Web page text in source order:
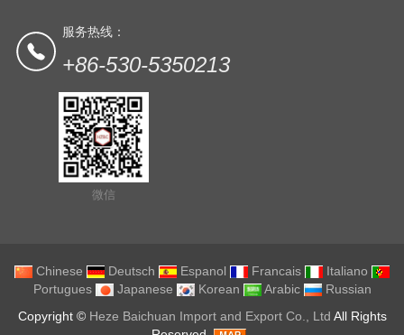
服务热线：
+86-530-5350213
微信
Chinese Deutsch Espanol Francais
Italiano
Portugues
Japanese Korean Arabic
Russian
Copyright © Heze Baichuan Import and Export Co., Ltd All Rights